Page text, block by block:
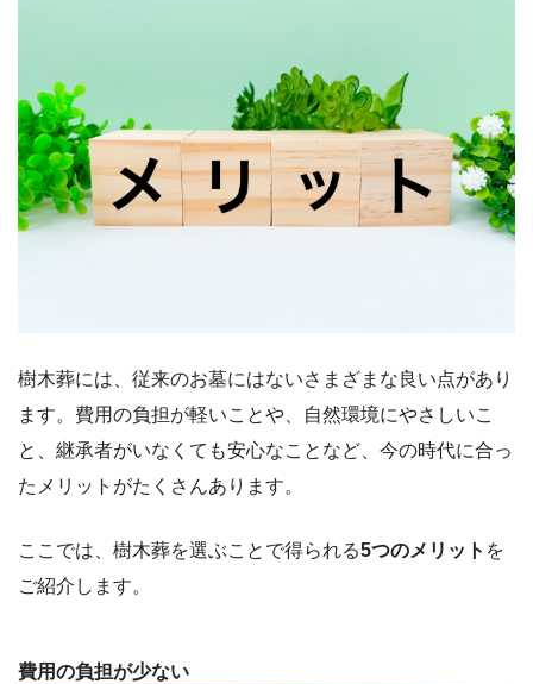
樹木葬には、従来のお墓にはないさまざまな良い点があり
ます。費用の負担が軽いことや、自然環境にやさしいこ
と、継承者がいなくても安心なことなど、今の時代に合っ
たメリットがたくさんあります。
ここでは、樹木葬を選ぶことで得られる5つのメリット を
ご紹介します。
費用の負担が少ない